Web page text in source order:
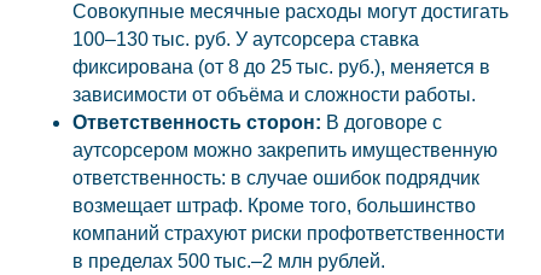
Совокупные месячные расходы могут достигать
100–130 тыс. руб. У аутсорсера ставка
фиксирована (от 8 до 25 тыс. руб.), меняется в
зависимости от объёма и сложности работы.
Ответственность сторон: В договоре с
аутсорсером можно закрепить имущественную
ответственность: в случае ошибок подрядчик
возмещает штраф. Кроме того, большинство
компаний страхуют риски профответственности
в пределах 500 тыс.–2 млн рублей.